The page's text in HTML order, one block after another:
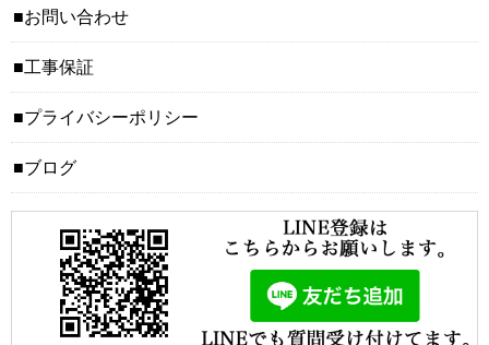
お問い合わせ
工事保証
プライバシーポリシー
ブログ